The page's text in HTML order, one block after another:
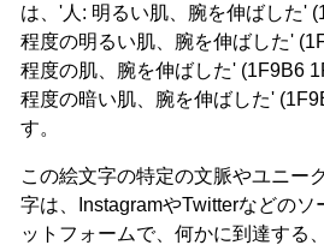
は、'人: 明るい肌、腕を伸ばした'
程度の明るい肌、腕を伸ばした'
程度の肌、腕を伸ばした' (1F9B6
程度の暗い肌、腕を伸ばした'
す。
この絵文字の特定の文脈やユニー
字は、InstagramやTwitterなどのソ
ットフォームで、何かに到達する